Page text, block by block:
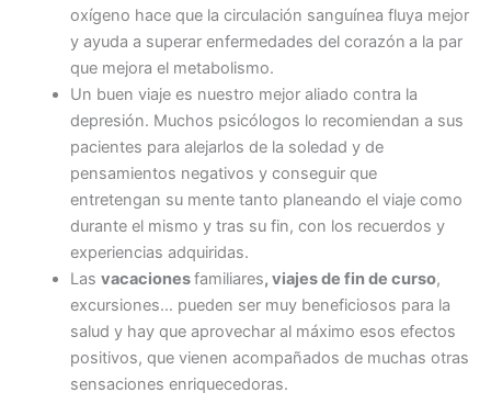
oxígeno hace que la circulación sanguínea fluya mejor
y ayuda a superar enfermedades del corazón a la par
que mejora el metabolismo.
Un buen viaje es nuestro mejor aliado contra la
depresión. Muchos psicólogos lo recomiendan a sus
pacientes para alejarlos de la soledad y de
pensamientos negativos y conseguir que
entretengan su mente tanto planeando el viaje como
durante el mismo y tras su fin, con los recuerdos y
experiencias adquiridas.
Las vacacionesfamiliares, viajes de fin de curso,
excursiones… pueden ser muy beneficiosos para la
salud y hay que aprovechar al máximo esos efectos
positivos, que vienen acompañados de muchas otras
sensaciones enriquecedoras.